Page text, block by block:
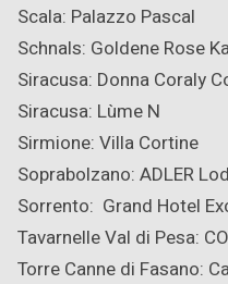
Scala: Palazzo Pascal
Schnals: Goldene Rose
Siracusa: Donna Coraly
Siracusa: Lùme N
Sirmione: Villa Cortine
Soprabolzano: ADLER
Sorrento: Grand Hotel
Tavarnelle Val di Pesa:
Torre Canne di Fasano: